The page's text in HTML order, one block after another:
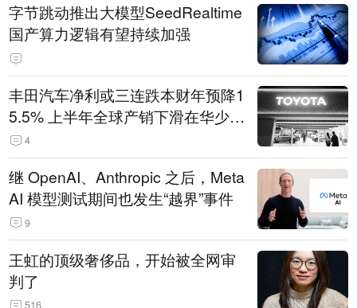
字节跳动推出大模型SeedRealtime
国产算力逻辑有望持续加强
丰田汽车净利或三连跌本财年预降1
5.5% 上半年全球产销下滑在华少卖
14.3万辆
4
继 OpenAI、Anthropic 之后，Meta
AI 模型测试期间也发生“越界”事件
9
王虹的顶级奢侈品，开始被全网审
判了
516